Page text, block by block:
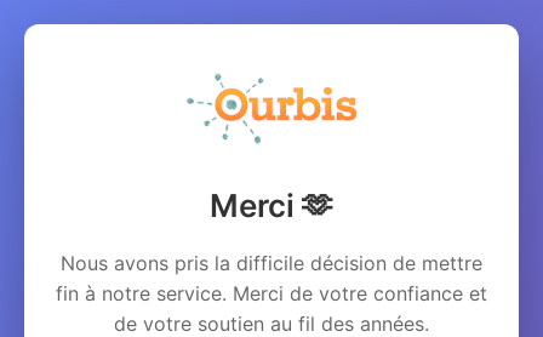
Merci 🫶
Nous avons pris la difficile décision de mettre
fin à notre service. Merci de votre confiance et
de votre soutien au fil des années.